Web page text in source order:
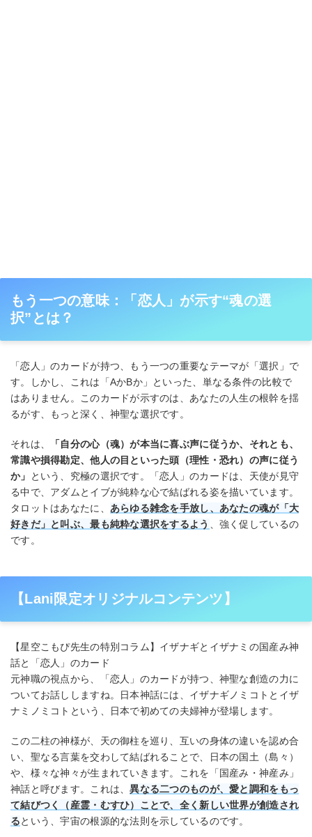
もう一つの意味：「恋人」が示す“魂の選
択”とは？
「恋人」のカードが持つ、もう一つの重要なテーマが「選択」で
す。しかし、これは「AかBか」といった、単なる条件の比較で
はありません。このカードが示すのは、あなたの人生の根幹を揺
るがす、もっと深く、神聖な選択です。
それは、
「自分の心（魂）が本当に喜ぶ声に従うか、それとも、
常識や損得勘定、他人の目といった頭（理性・恐れ）の声に従う
か」
という、究極の選択です。「恋人」のカードは、天使が見守
る中で、アダムとイブが純粋な心で結ばれる姿を描いています。
タロットはあなたに、 あらゆる雑念を手放し、あなたの魂が「大
好きだ」と叫ぶ、最も純粋な選択をするよう
、強く促しているの
です。
【Lani限定オリジナルコンテンツ】
【星空こもぴ先生の特別コラム】イザナギとイザナミの国産み神
話と「恋人」のカード
元神職の視点から、「恋人」のカードが持つ、神聖な創造の力に
ついてお話ししますね。日本神話には、イザナギノミコトとイザ
ナミノミコトという、日本で初めての夫婦神が登場します。
この二柱の神様が、天の御柱を巡り、互いの身体の違いを認め合
い、聖なる言葉を交わして結ばれることで、日本の国土（島々）
や、様々な神々が生まれていきます。これを「国産み・神産み」
神話と呼びます。これは、異なる二つのものが、愛と調和をもっ
て結びつく（産霊・むすひ）ことで、全く新しい世界が創造され
るという、宇宙の根源的な法則を示しているのです。